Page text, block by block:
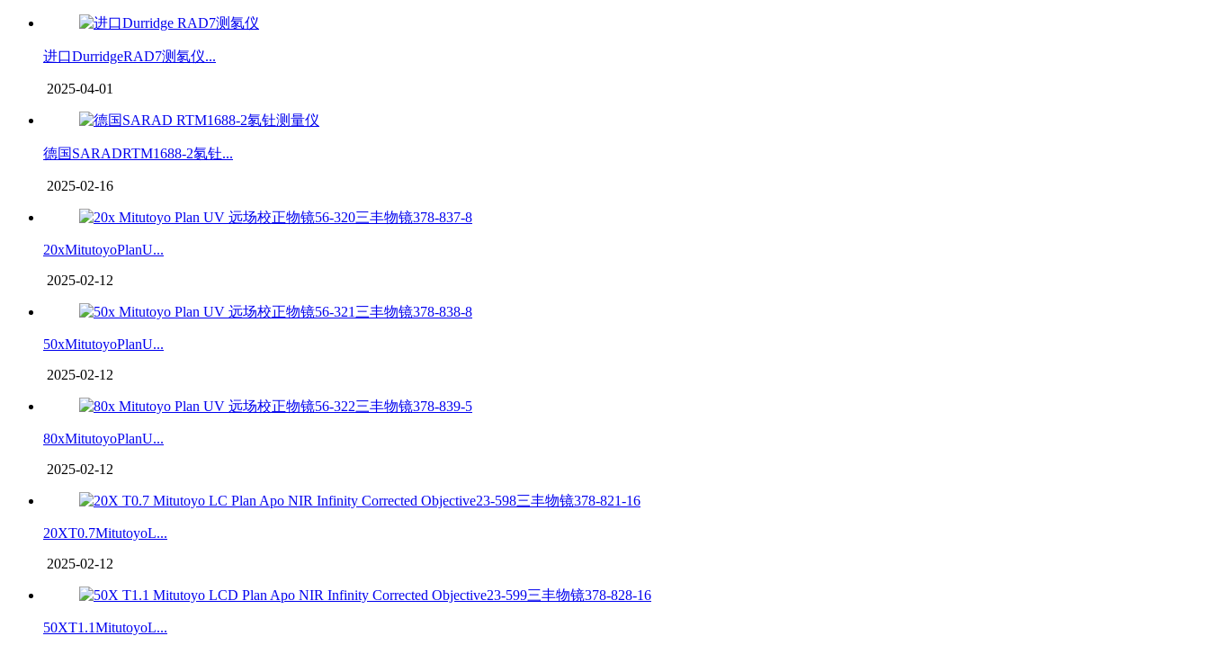
进口DurridgeRAD7测氡仪...
2025-04-01
德国SARADRTM1688-2氡钍...
2025-02-16
20xMitutoyoPlanU...
2025-02-12
50xMitutoyoPlanU...
2025-02-12
80xMitutoyoPlanU...
2025-02-12
20XT0.7MitutoyoL...
2025-02-12
50XT1.1MitutoyoL...